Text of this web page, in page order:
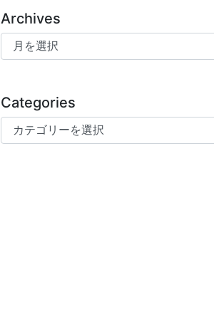
Archives
Archives
Categories
Categories